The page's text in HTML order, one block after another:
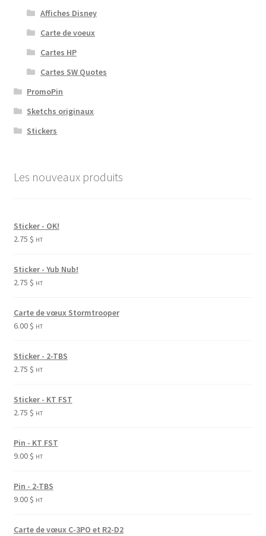
Affiches Disney
Carte de voeux
Cartes HP
Cartes SW Quotes
PromoPin
Sketchs originaux
Stickers
Les nouveaux produits
Sticker - OK!
2.75 $ HT
Sticker - Yub Nub!
2.75 $ HT
Carte de vœux Stormtrooper
6.00$ HT
Sticker - 2-TBS
2.75 $ HT
Sticker - KT FST
2.75 $ HT
Pin - KT FST
9.00$ HT
Pin - 2-TBS
9.00$ HT
Carte de vœux C-3PO et R2-D2